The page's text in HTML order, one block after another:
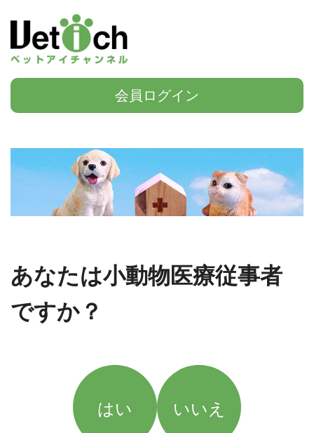
会員ログイン
あなたは小動物医療従事者
ですか？
はい いいえ